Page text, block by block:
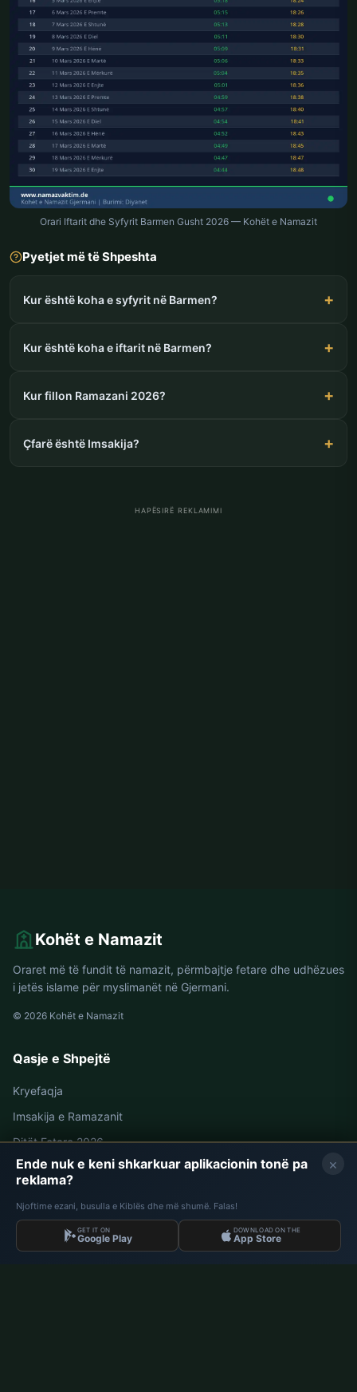
Orari Iftarit dhe Syfyrit Barmen Gusht 2026 — Kohët e Namazit
Pyetjet më të Shpeshta
Kur është koha e syfyrit në Barmen?
Kur është koha e iftarit në Barmen?
Kur fillon Ramazani 2026?
Çfarë është Imsakija?
HAPËSIRË REKLAMIMI
Kohët e Namazit
Oraret më të fundit të namazit, përmbajtje fetare dhe udhëzues
i jetës islame për myslimanët në Gjermani.
© 2026 Kohët e Namazit
Qasje e Shpejtë
Kryefaqja
Imsakija e Ramazanit
Ditët Fetare 2026
Oraret e Namazit në Berlin
Oraret e Namazit në Hamburg
×
Ende nuk e keni shkarkuar aplikacionin tonë pa
reklama?
Njoftime ezani, busulla e Kiblës dhe më shumë. Falas!
GET IT ON
Google Play
DOWNLOAD ON THE
App Store